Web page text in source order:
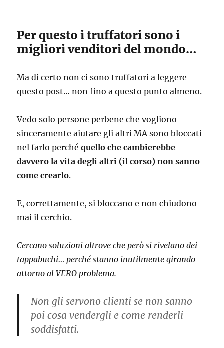
Per questo i truffatori sono i
migliori venditori del mondo…
Ma di certo non ci sono truffatori a leggere
questo post… non fino a questo punto almeno.
Vedo solo persone perbene che vogliono
sinceramente aiutare gli altri MA sono bloccati
nel farlo perchéquello che cambierebbe
davvero la vita degli altri (il corso) non sanno
come crearlo.
E, correttamente, si bloccano e non chiudono
mai il cerchio.
Cercano soluzioni altrove che però si rivelano dei
tappabuchi… perché stanno inutilmente girando
attorno al VERO problema.
Non gli servono clienti se non sanno
poi cosa vendergli e come renderli
soddisfatti.